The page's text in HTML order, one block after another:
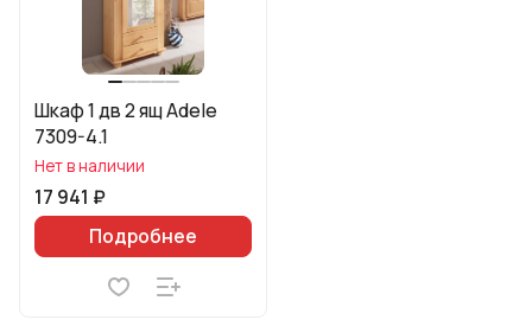
Шкаф 1 дв 2 ящ Adele
7309-4.1
Нет в наличии
17 941 ₽
Подробнее